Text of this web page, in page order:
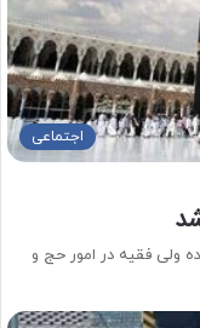
اجتماعی
ولی فقیه در امور حج و